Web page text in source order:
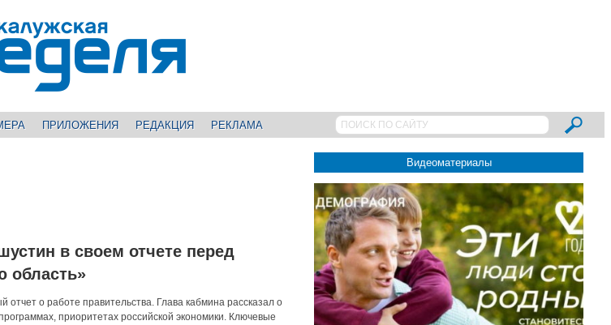
ПРИЛОЖЕНИЯ РЕДАКЦИЯ РЕКЛАМА
в своем отчете перед
область»
о работе правительства. Глава кабмина рассказал о
приоритетах российской экономики. Ключевые
Видеоматериалы